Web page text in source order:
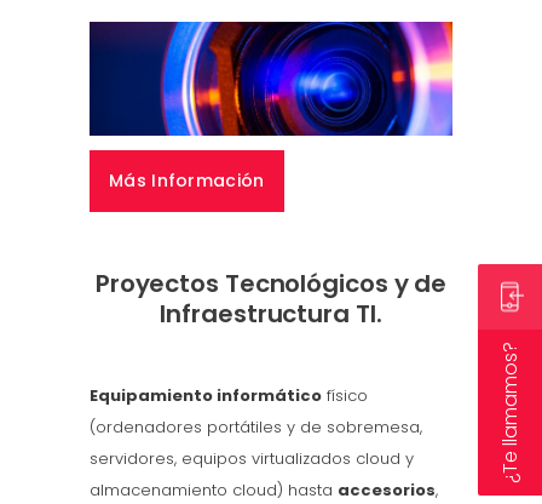
Más Información
Proyectos Tecnológicos y de
Infraestructura TI.
Equipamiento informático físico
(ordenadores portátiles y de sobremesa,
servidores, equipos virtualizados cloud y
almacenamiento cloud) hasta accesorios,
¿Te llamamos?